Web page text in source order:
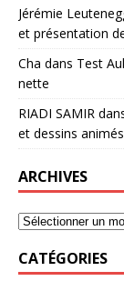
Jérémie
et présentation
Cha dans Test
nette
RIADI SAMIR
et dessins animés
ARCHIVES
CATÉGORIES